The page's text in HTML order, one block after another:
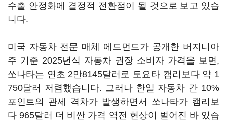
수출 안정화에 결정적 전환점이 될 것으로 보고 있습
니다.
미국 자동차 전문 매체 에드먼드가 공개한 버지니아
주 기준 2025년식 자동차 권장 소비자 가격을 보면,
쏘나타는 연초 2만8145달러로 토요타 캠리보다 약 1
750달러 저렴했습니다. 그러나 한일 자동차 간 10%
포인트의 관세 격차가 발생하면서 쏘나타가 캠리보
다 965달러 더 비싼 가격 역전 현상이 벌어진 바 있습